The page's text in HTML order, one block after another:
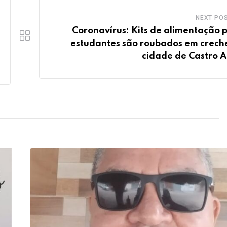
NEXT
Coronavírus: Kits de alimentação
estudantes são roubados em
cidade de Castro